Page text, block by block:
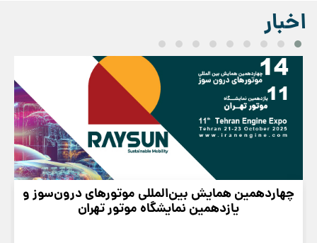
اخبار
چهاردهمین همایش بین‌المللی موتورهای درون‌سوز و
یازدهمین نمایشگاه موتور تهران